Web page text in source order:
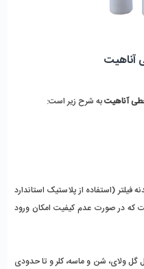
آناهیت
آناهیتبه شرح زیر است:
(استفاده از پلاستیک استاندارد
که در صورت عدم کیفیت امکان ورود
گل ولای، شن و ماسه، کلر و تا حدودی